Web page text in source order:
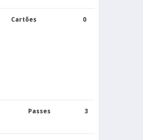
Cartões 0
Passes 3